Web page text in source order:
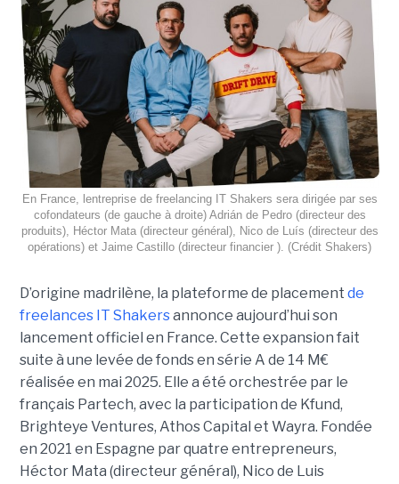
En France, lentreprise de freelancing IT Shakers sera dirigée par ses
cofondateurs (de gauche à droite) Adrián de Pedro (directeur des
produits), Héctor Mata (directeur général), Nico de Luís (directeur des
opérations) et Jaime Castillo (directeur financier ). (Crédit Shakers)
D’origine madrilène, la plateforme de placement de
freelances IT Shakersannonce aujourd’hui son
lancement officiel en France. Cette expansion fait
suite à une levée de fonds en série A de 14 M€
réalisée en mai 2025. Elle a été orchestrée par le
français Partech, avec la participation de Kfund,
Brighteye Ventures, Athos Capital et Wayra. Fondée
en 2021 en Espagne par quatre entrepreneurs,
Héctor Mata (directeur général), Nico de Luis